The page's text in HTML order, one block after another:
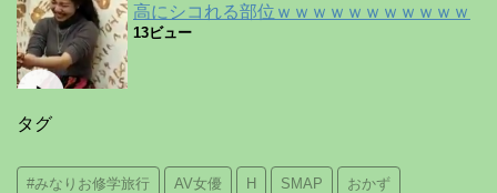
高にシコれる部位ｗｗｗｗｗｗｗｗｗｗｗ
13ビュー
タグ
#みなりお修学旅行 AV女優 H SMAP おかず